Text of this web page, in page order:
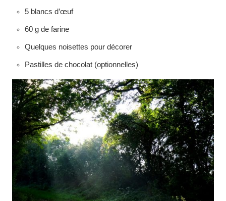
5 blancs d’œuf
60 g de farine
Quelques noisettes pour décorer
Pastilles de chocolat (optionnelles)